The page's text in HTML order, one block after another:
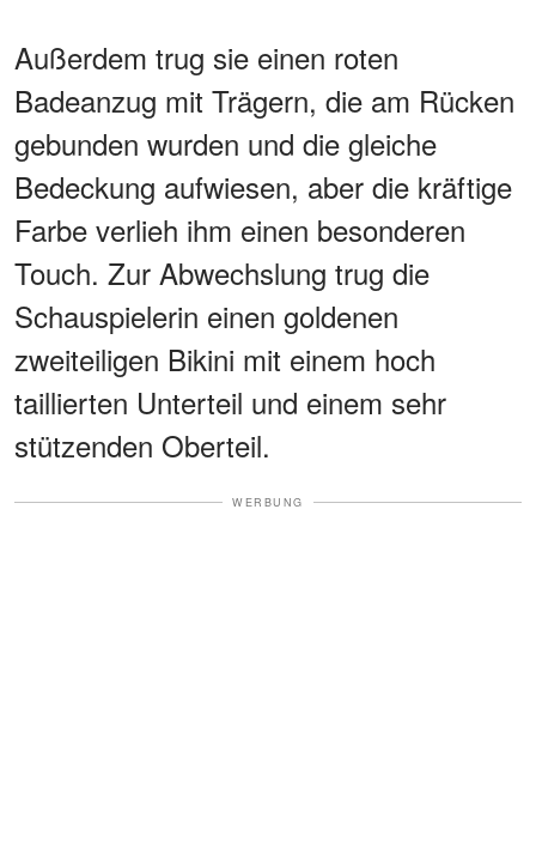
Außerdem trug sie einen roten
Badeanzug mit Trägern, die am Rücken
gebunden wurden und die gleiche
Bedeckung aufwiesen, aber die kräftige
Farbe verlieh ihm einen besonderen
Touch. Zur Abwechslung trug die
Schauspielerin einen goldenen
zweiteiligen Bikini mit einem hoch
taillierten Unterteil und einem sehr
stützenden Oberteil.
WERBUNG